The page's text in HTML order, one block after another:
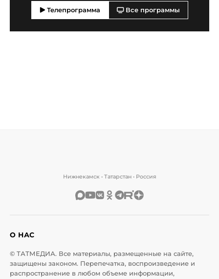
Телепрограмма Все программы
Нижнекамск • Татарстан • Россия
О НАС
© ТАТМЕДИА. Все материалы, размещенные на сайте,
защищены законом. Перепечатка, воспроизведение и
распространение в любом объеме информации,